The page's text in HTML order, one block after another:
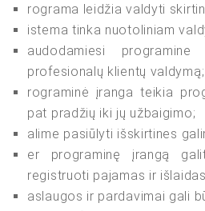
rograma leidžia valdyti
istema tinka nuotoliniam
audodamiesi
profesionalų klientų valdymą;
rograminė įranga teikia
pat pradžių iki jų užbaigimo;
alime pasiūlyti išskirtines
er programinę įrangą
registruoti pajamas ir
aslaugos ir pardavimai gali